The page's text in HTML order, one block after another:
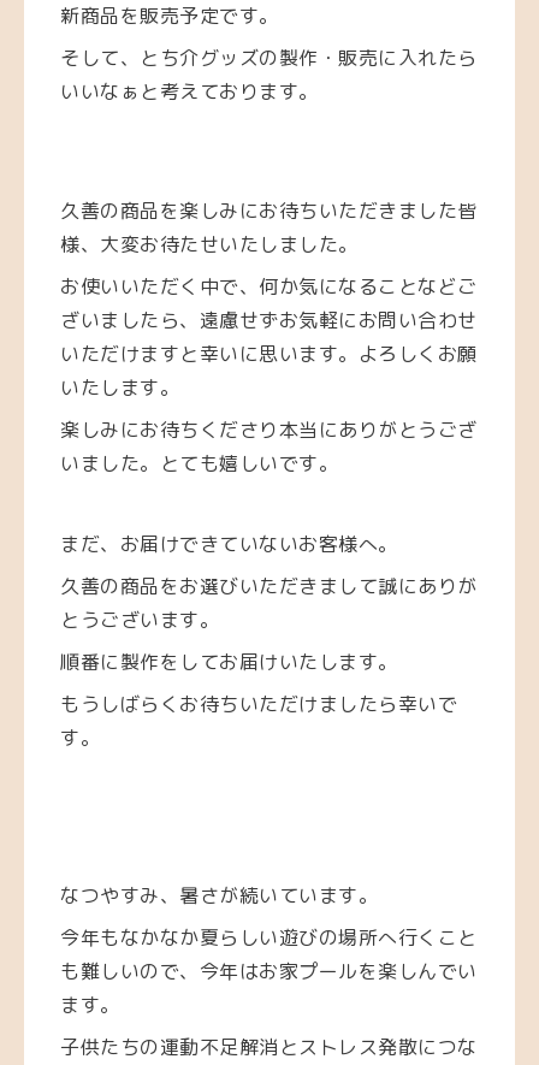
新商品を販売予定です。
そして、とち介グッズの製作・販売に入れたら
いいなぁと考えております。
久善の商品を楽しみにお待ちいただきました皆
様、大変お待たせいたしました。
お使いいただく中で、何か気になることなどご
ざいましたら、遠慮せずお気軽にお問い合わせ
いただけますと幸いに思います。よろしくお願
いたします。
楽しみにお待ちくださり本当にありがとうござ
いました。とても嬉しいです。
まだ、お届けできていないお客様へ。
久善の商品をお選びいただきまして誠にありが
とうございます。
順番に製作をしてお届けいたします。
もうしばらくお待ちいただけましたら幸いで
す。
なつやすみ、暑さが続いています。
今年もなかなか夏らしい遊びの場所へ行くこと
も難しいので、今年はお家プールを楽しんでい
ます。
子供たちの運動不足解消とストレス発散につな